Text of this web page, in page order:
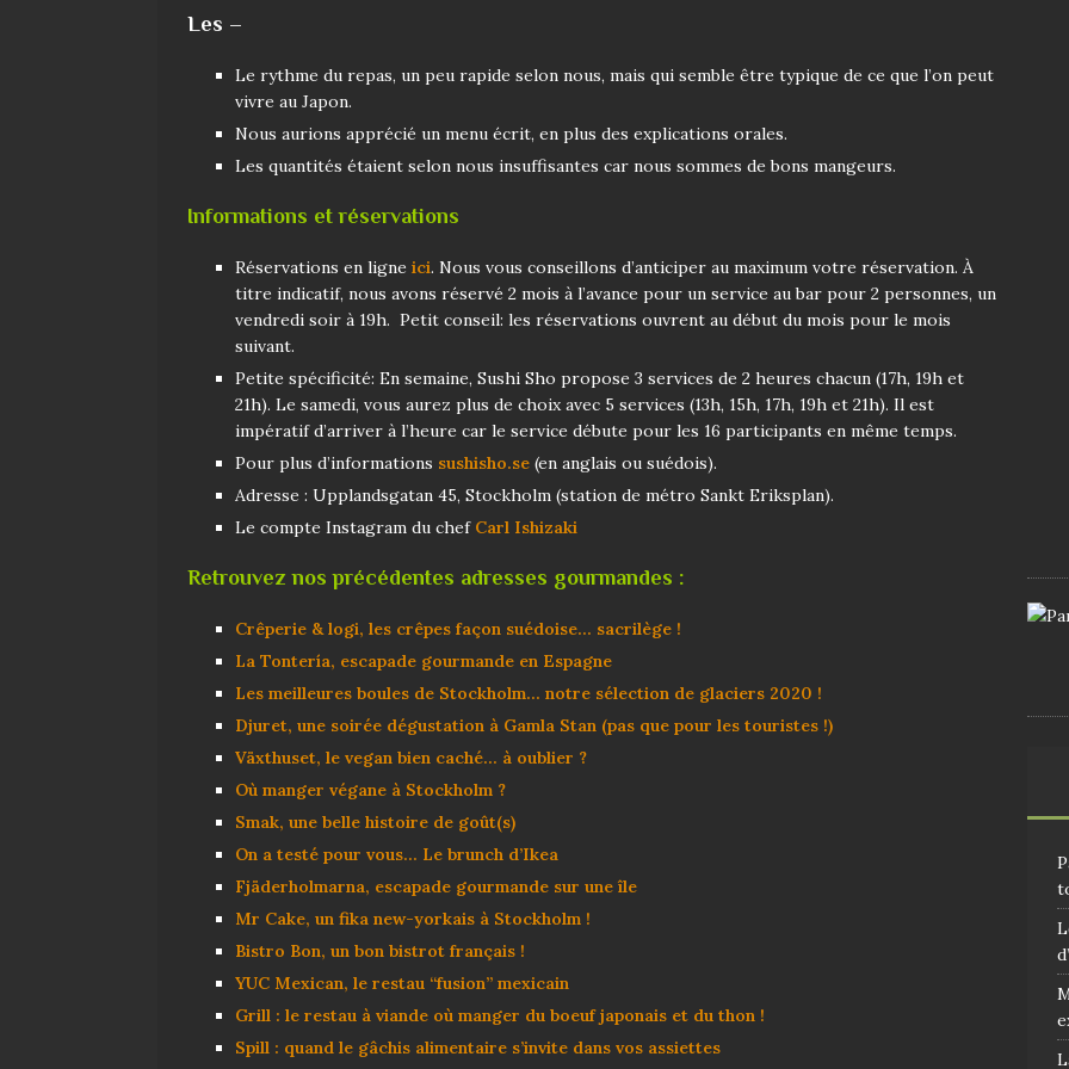
Les –
Le rythme du repas, un peu rapide selon nous, mais qui semble être typique de ce que l’on peut
vivre au Japon.
Nous aurions apprécié un menu écrit, en plus des explications orales.
Les quantités étaient selon nous insuffisantes car nous sommes de bons mangeurs.
Informations et réservations
Réservations en ligne ici. Nous vous conseillons d’anticiper au maximum votre réservation. À
titre indicatif, nous avons réservé 2 mois à l’avance pour un service au bar pour 2 personnes, un
vendredi soir à 19h. Petit conseil: les réservations ouvrent au début du mois pour le mois
suivant.
Petite spécificité: En semaine, Sushi Sho propose 3 services de 2 heures chacun (17h, 19h et
21h). Le samedi, vous aurez plus de choix avec 5 services (13h, 15h, 17h, 19h et 21h). Il est
impératif d’arriver à l’heure car le service débute pour les 16 participants en même temps.
Pour plus d’informations sushisho.se (en anglais ou suédois).
Adresse : Upplandsgatan 45, Stockholm (station de métro Sankt Eriksplan).
Le compte Instagram du chef Carl Ishizaki
Retrouvez nos précédentes adresses gourmandes :
Crêperie & logi, les crêpes façon suédoise… sacrilège !
La Tontería, escapade gourmande en Espagne
Les meilleures boules de Stockholm… notre sélection de glaciers 2020 !
Djuret, une soirée dégustation à Gamla Stan (pas que pour les touristes !)
Växthuset, le vegan bien caché… à oublier ?
Où manger végane à Stockholm ?
Smak, une belle histoire de goût(s)
On a testé pour vous… Le brunch d’Ikea
Fjäderholmarna, escapade gourmande sur une île
Mr Cake, un fika new-yorkais à Stockholm !
Bistro Bon, un bon bistrot français !
YUC Mexican, le restau “fusion” mexicain
Grill : le restau à viande où manger du boeuf japonais et du thon !
Spill : quand le gâchis alimentaire s’invite dans vos assiettes